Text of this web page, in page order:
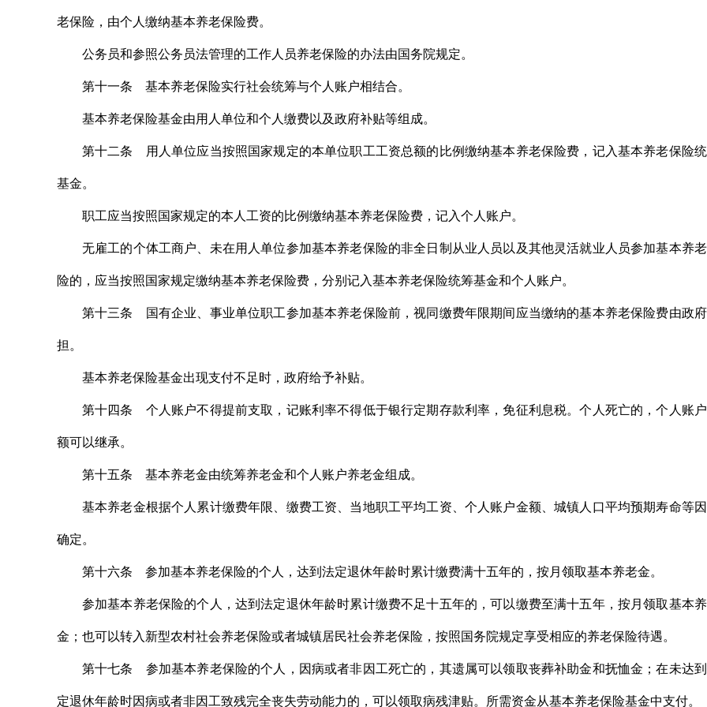
老保险，由个人缴纳基本养老保险费。
公务员和参照公务员法管理的工作人员养老保险的办法由国务院规定。
第十一条 基本养老保险实行社会统筹与个人账户相结合。
基本养老保险基金由用人单位和个人缴费以及政府补贴等组成。
第十二条 用人单位应当按照国家规定的本单位职工工资总额的比例缴纳基本养老保险费，记入基本养老保险
基金。
职工应当按照国家规定的本人工资的比例缴纳基本养老保险费，记入个人账户。
无雇工的个体工商户、未在用人单位参加基本养老保险的非全日制从业人员以及其他灵活就业人员参加基本养
险的，应当按照国家规定缴纳基本养老保险费，分别记入基本养老保险统筹基金和个人账户。
第十三条 国有企业、事业单位职工参加基本养老保险前，视同缴费年限期间应当缴纳的基本养老保险费由政
担。
基本养老保险基金出现支付不足时，政府给予补贴。
第十四条 个人账户不得提前支取，记账利率不得低于银行定期存款利率，免征利息税。个人死亡的，个人账
额可以继承。
第十五条 基本养老金由统筹养老金和个人账户养老金组成。
基本养老金根据个人累计缴费年限、缴费工资、当地职工平均工资、个人账户金额、城镇人口平均预期寿命等
确定。
第十六条 参加基本养老保险的个人，达到法定退休年龄时累计缴费满十五年的，按月领取基本养老金。
参加基本养老保险的个人，达到法定退休年龄时累计缴费不足十五年的，可以缴费至满十五年，按月领取基本
金；也可以转入新型农村社会养老保险或者城镇居民社会养老保险，按照国务院规定享受相应的养老保险待遇。
第十七条 参加基本养老保险的个人，因病或者非因工死亡的，其遗属可以领取丧葬补助金和抚恤金；在未达
定退休年龄时因病或者非因工致残完全丧失劳动能力的，可以领取病残津贴。所需资金从基本养老保险基金中支付。